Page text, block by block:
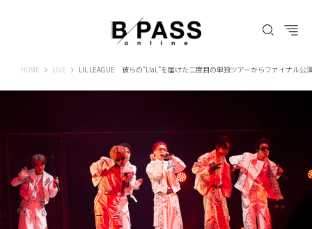
HOME B-PASS ONLINE
LIVE LIL LEAGUE 彼らの“LIaL”を届けた二度目の単独ツアーからファイナル公